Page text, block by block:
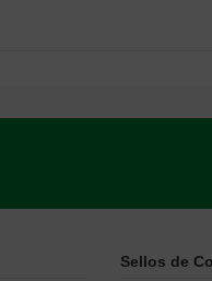
Sellos de